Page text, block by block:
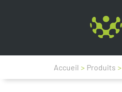
Accueil > Produits >